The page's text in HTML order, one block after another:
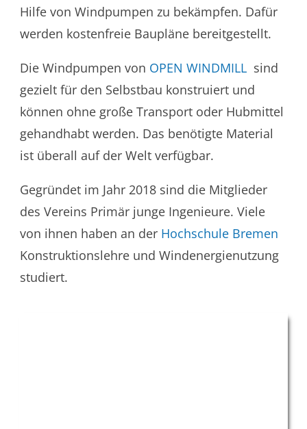
Hilfe von Windpumpen zu bekämpfen. Dafür
werden kostenfreie Baupläne bereitgestellt.
Die Windpumpen von OPEN WINDMILL sind
gezielt für den Selbstbau konstruiert und
können ohne große Transport oder Hubmittel
gehandhabt werden. Das benötigte Material
ist überall auf der Welt verfügbar.
Gegründet im Jahr 2018 sind die Mitglieder
des Vereins Primär junge Ingenieure. Viele
von ihnen haben an der Hochschule Bremen
Konstruktionslehre und Windenergienutzung
studiert.